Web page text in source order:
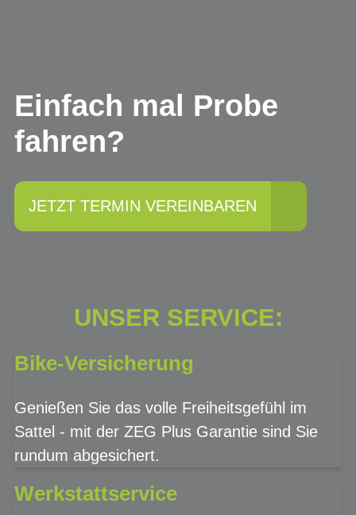
Einfach mal Probe
fahren?
JETZT TERMIN VEREINBAREN
UNSER SERVICE:
Bike-Versicherung
Genießen Sie das volle Freiheitsgefühl im
Sattel - mit der ZEG Plus Garantie sind Sie
rundum abgesichert.
Werkstattservice